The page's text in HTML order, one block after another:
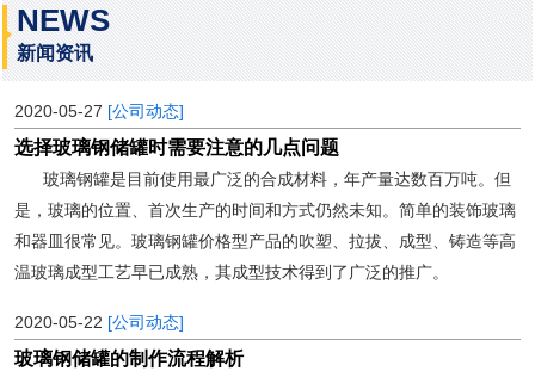
NEWS
新闻资讯
2020-05-27 [公司动态]
选择玻璃钢储罐时需要注意的几点问题
玻璃钢罐是目前使用最广泛的合成材料，年产量达数百万吨。但
是，玻璃的位置、首次生产的时间和方式仍然未知。简单的装饰玻璃
和器皿很常见。玻璃钢罐价格型产品的吹塑、拉拔、成型、铸造等高
温玻璃成型工艺早已成熟，其成型技术得到了广泛的推广。
2020-05-22 [公司动态]
玻璃钢储罐的制作流程解析